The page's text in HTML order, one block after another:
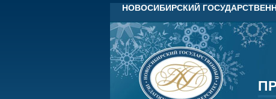
НОВОСИБИРСКИЙ